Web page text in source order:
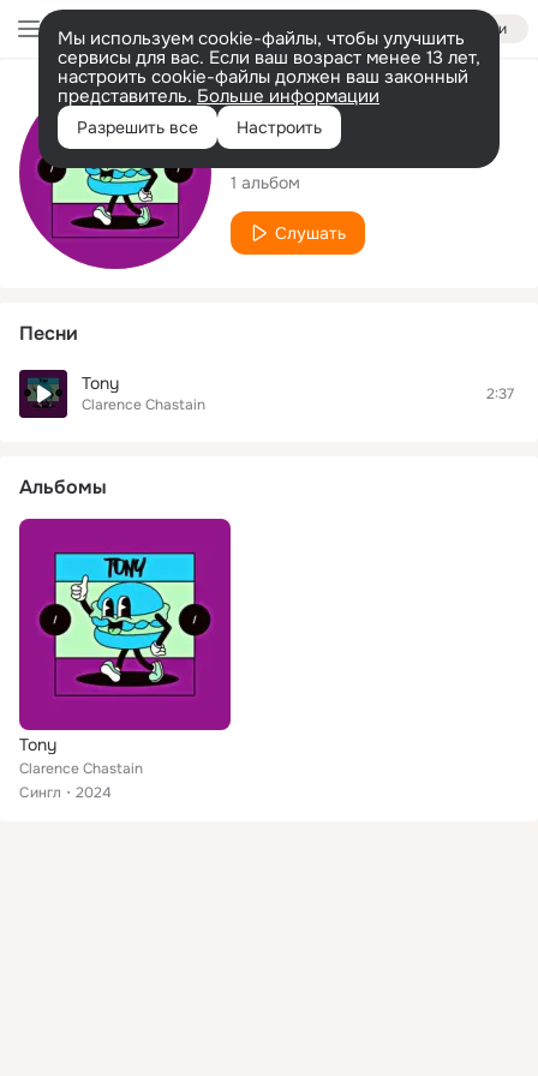
Войти
Мы используем cookie-файлы, чтобы улучшить
сервисы для вас. Если ваш возраст менее 13 лет,
настроить cookie-файлы должен ваш законный
представитель. Больше информации
Разрешить все Настроить
Исполнитель
Clarence Chastain
1 альбом
Слушать
Песни
Tony
Clarence Chastain
2:37
Альбомы
Tony
Clarence Chastain
Сингл
2024